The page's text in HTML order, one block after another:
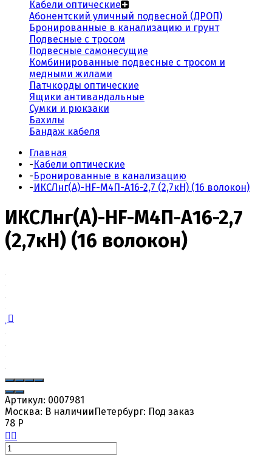
Кабели оптические
Абонентский уличный подвесной (ДРОП)
Бронированные в канализацию и грунт
Подвесные с тросом
Подвесные самонесущие
Комбинированные подвесные с тросом и
медными жилами
Патчкорды оптические
Ящики антивандальные
Сумки и рюкзаки
Бахилы
Бандаж кабеля
Главная
-Кабели оптические
-Бронированные в канализацию
-ИКСЛнг(А)-HF-М4П-А16-2,7 (2,7кН) (16 волокон)
ИКСЛнг(А)-HF-М4П-А16-2,7
(2,7кН) (16 волокон)
Артикул: 0007981
Москва: В наличииПетербург: Под заказ
78 Р